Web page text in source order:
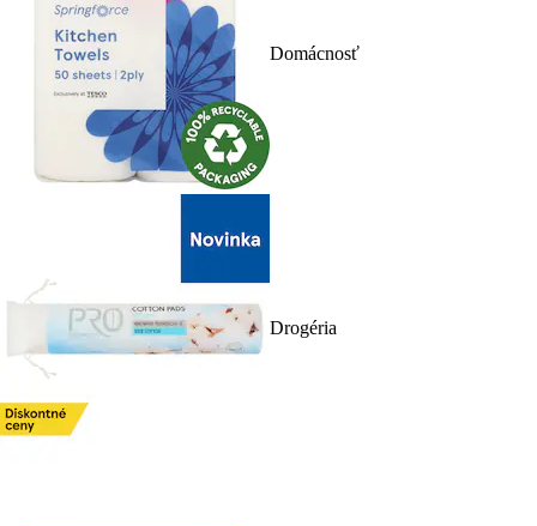
Domácnosť
Drogéria